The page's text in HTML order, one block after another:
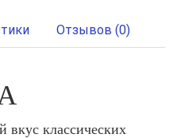
Отзывов (0)
классических